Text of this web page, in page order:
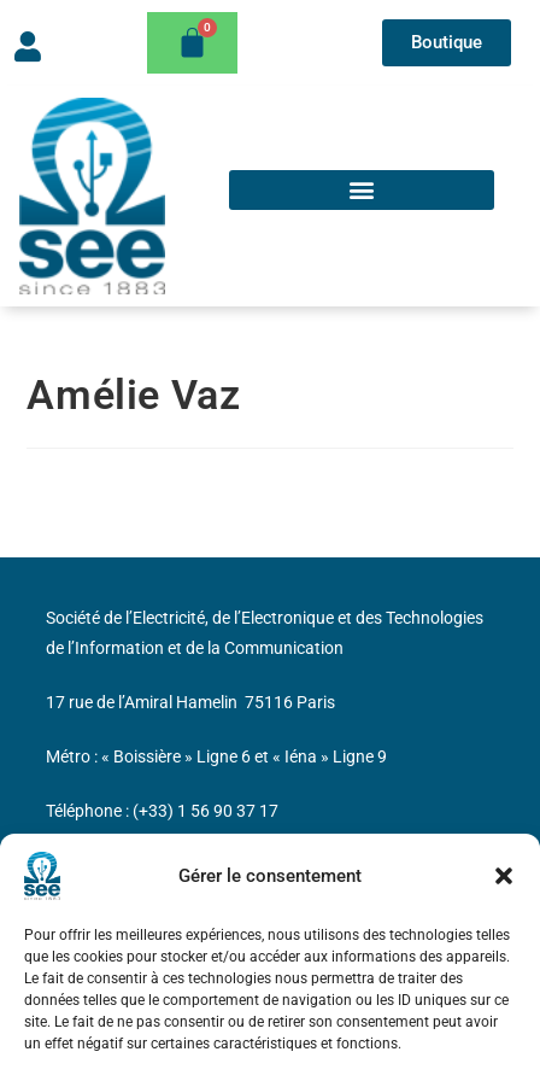
Gérer le consentement
Pour offrir les meilleures expériences, nous utilisons des technologies telles
que les cookies pour stocker et/ou accéder aux informations des appareils.
Le fait de consentir à ces technologies nous permettra de traiter des
données telles que le comportement de navigation ou les ID uniques sur ce
site. Le fait de ne pas consentir ou de retirer son consentement peut avoir
un effet négatif sur certaines caractéristiques et fonctions.
Boutique
Amélie Vaz
Bicentenaire des découvertes d’André-
Marie Ampère
Mentions légales
Société de l’Electricité, de l’Electronique et des Technologies
de l’Information et de la Communication
17 rue de l’Amiral Hamelin 75116 Paris
Métro : « Boissière » Ligne 6 et « Iéna » Ligne 9
Téléphone : (+33) 1 56 90 37 17
N° de SIREN : 785 393 232, Code APE : 9412Z TVA intra-
communautaire : FR44 785 393 232